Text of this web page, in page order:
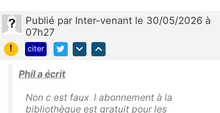
Publié par Inter-venant le 30/05/2026 à
07h27
!
citer
Phil a écrit
Non c est faux l abonnement à la
bibliothèque est gratuit pour les